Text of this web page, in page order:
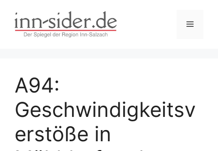
Inhalt
springen
Menü
A94:
Geschwindigkeitsv
erstöße in